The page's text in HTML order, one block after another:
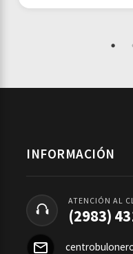
INFORMACIÓN
ATENCIÓN AL
(2983)